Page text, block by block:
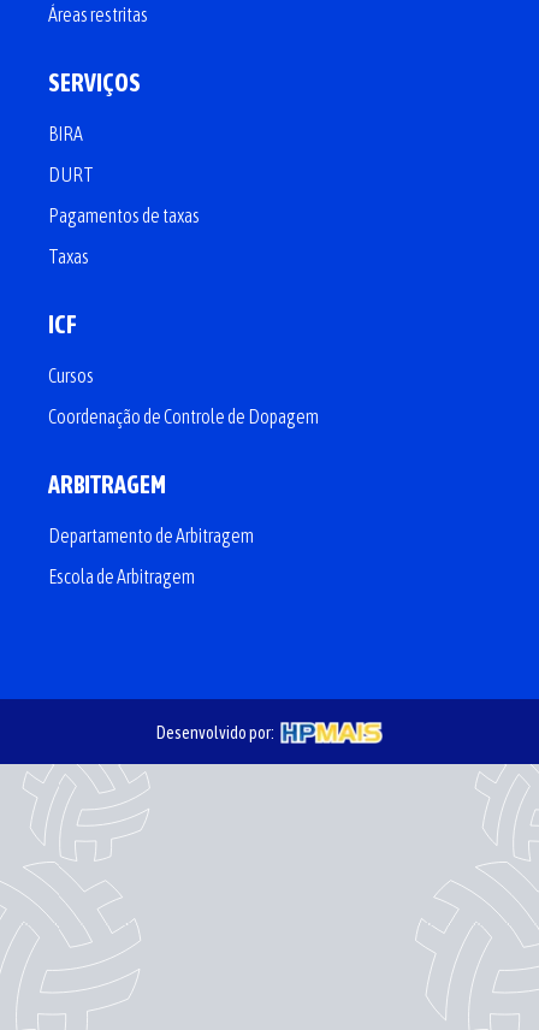
Áreas restritas
SERVIÇOS
BIRA
DURT
Pagamentos de taxas
Taxas
ICF
Cursos
Coordenação de Controle de Dopagem
ARBITRAGEM
Departamento de Arbitragem
Escola de Arbitragem
Desenvolvido por: